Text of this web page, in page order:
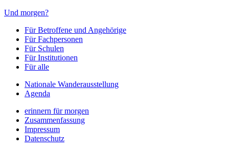
Und morgen?
Für Betroffene und Angehörige
Für Fachpersonen
Für Schulen
Für Institutionen
Für alle
Nationale Wanderausstellung
Agenda
erinnern für morgen
Zusammenfassung
Impressum
Datenschutz